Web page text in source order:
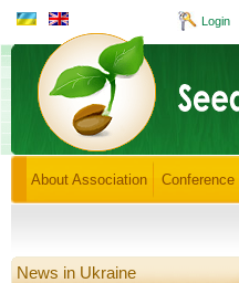
Login
About Association Conference
News in Ukraine